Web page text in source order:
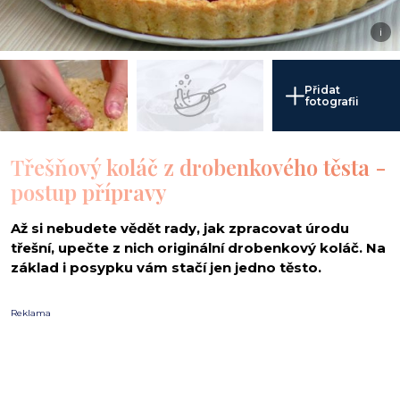
i
Přidat
fotografii
Třešňový koláč z drobenkového těsta -
postup přípravy
Až si nebudete vědět rady, jak zpracovat úrodu
třešní, upečte z nich originální drobenkový koláč. Na
základ i posypku vám stačí jen jedno těsto.
Reklama